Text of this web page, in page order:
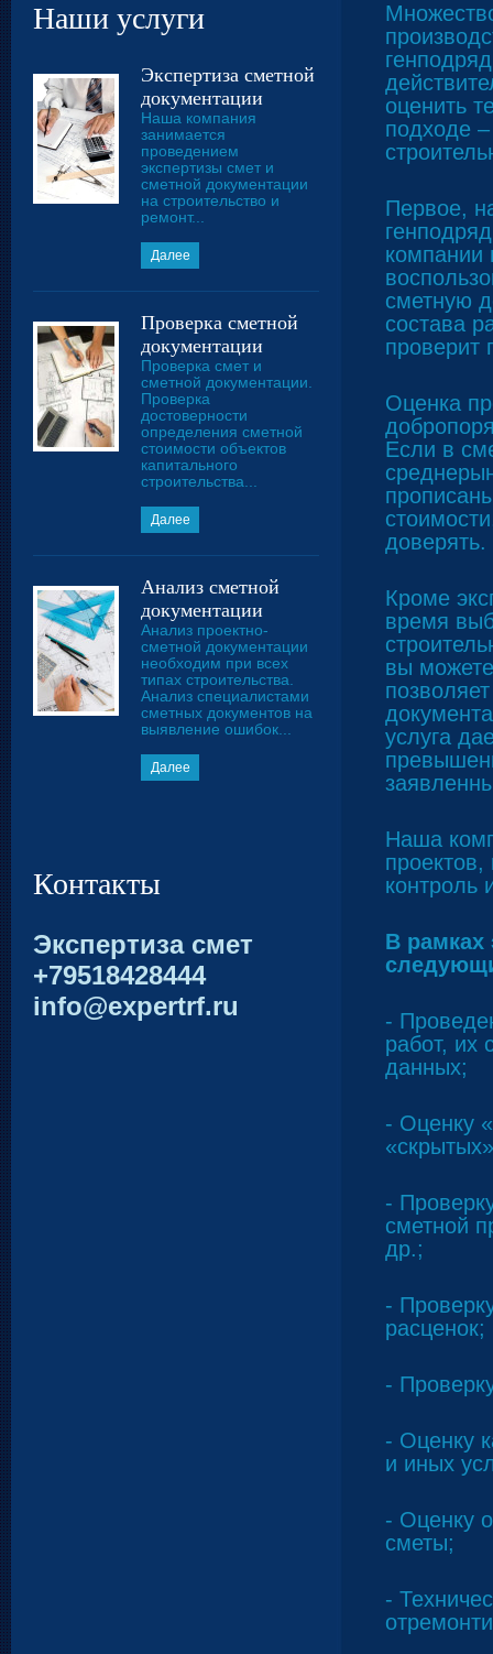
Наши услуги
Экспертиза сметной
документации
Наша компания
занимается
проведением
экспертизы смет и
сметной документации
на строительство и
ремонт...
Далее
Проверка сметной
документации
Проверка смет и
сметной документации.
Проверка
достоверности
определения сметной
стоимости объектов
капитального
строительства...
Далее
Анализ сметной
документации
Анализ проектно-
сметной документации
необходим при всех
типах строительства.
Анализ специалистами
сметных документов на
выявление ошибок...
Далее
Контакты
Экспертиза смет
+79518428444
info@expertrf.ru
оценить
подходе
Первое,
компании
сметную
состава
проверит
Оценка
Если в
доверять.
Кроме
время
вы можете
услуга
Наша
проектов,
контроль
В рамках
-
работ, их
данных;
- Оценку
-
сметной
др.;
-
расценок;
-
- Оценку
и иных
- Оценку
сметы;
-